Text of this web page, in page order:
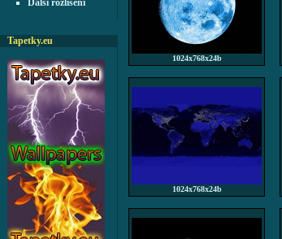
Další rozlišení
Tapetky.eu
1024x768x24b
1024x768x24b